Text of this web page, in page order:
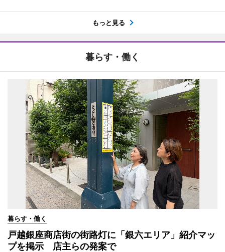
もっと見る
暮らす・働く
暮らす・働く
戸越銀座商店街の街路灯に「銀六エリア」紹介マッ
プを掲示 店主らの発案で